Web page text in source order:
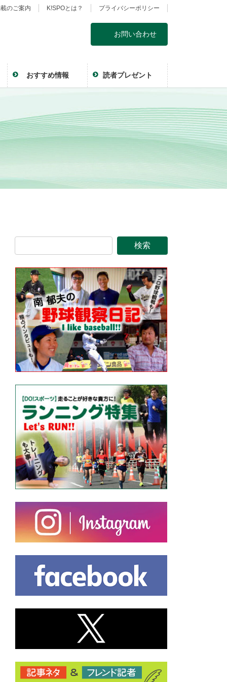
のご案内 K!SPOとは？ プライバシーポリシー
お問い合わせ
おすすめ情報 読者プレゼント